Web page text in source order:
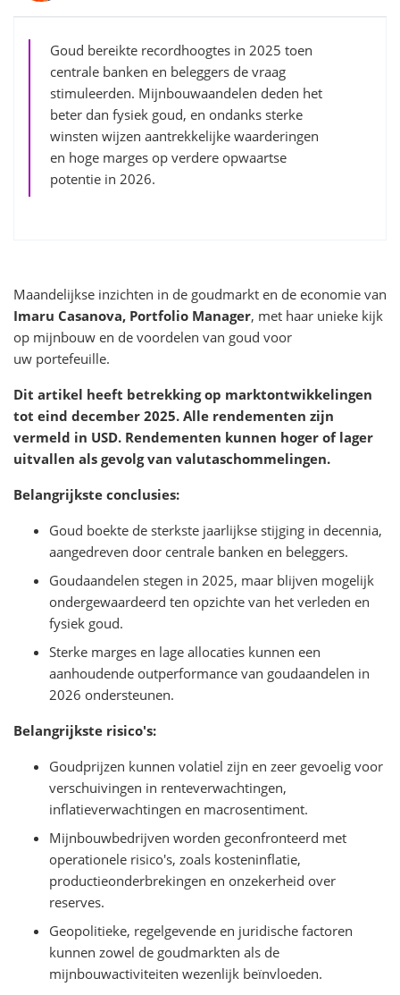
Goud bereikte recordhoogtes in 2025 toen
centrale banken en beleggers de vraag
stimuleerden. Mijnbouwaandelen deden het
beter dan fysiek goud, en ondanks sterke
winsten wijzen aantrekkelijke waarderingen
en hoge marges op verdere opwaartse
potentie in 2026.
Maandelijkse inzichten in de goudmarkt en de economie van
Imaru Casanova, Portfolio Manager, met haar unieke kijk
op mijnbouw en de voordelen van goud voor
uw portefeuille.
Dit artikel heeft betrekking op marktontwikkelingen
tot eind december 2025. Alle rendementen zijn
vermeld in USD. Rendementen kunnen hoger of lager
uitvallen als gevolg van valutaschommelingen.
Belangrijkste conclusies:
Goud boekte de sterkste jaarlijkse stijging in decennia,
aangedreven door centrale banken en beleggers.
Goudaandelen stegen in 2025, maar blijven mogelijk
ondergewaardeerd ten opzichte van het verleden en
fysiek goud.
Sterke marges en lage allocaties kunnen een
aanhoudende outperformance van goudaandelen in
2026 ondersteunen.
Belangrijkste risico's:
Goudprijzen kunnen volatiel zijn en zeer gevoelig voor
verschuivingen in renteverwachtingen,
inflatieverwachtingen en macrosentiment.
Mijnbouwbedrijven worden geconfronteerd met
operationele risico's, zoals kosteninflatie,
productieonderbrekingen en onzekerheid over
reserves.
Geopolitieke, regelgevende en juridische factoren
kunnen zowel de goudmarkten als de
mijnbouwactiviteiten wezenlijk beïnvloeden.